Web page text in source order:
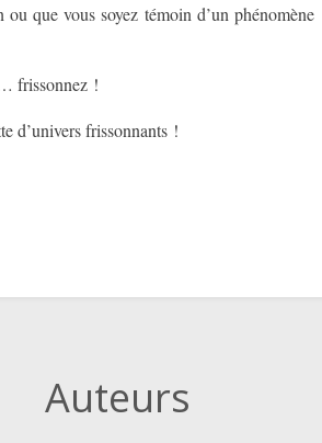
que vous soyez témoin d’un phénomène
frissonnez !
d’univers frissonnants !
Auteurs